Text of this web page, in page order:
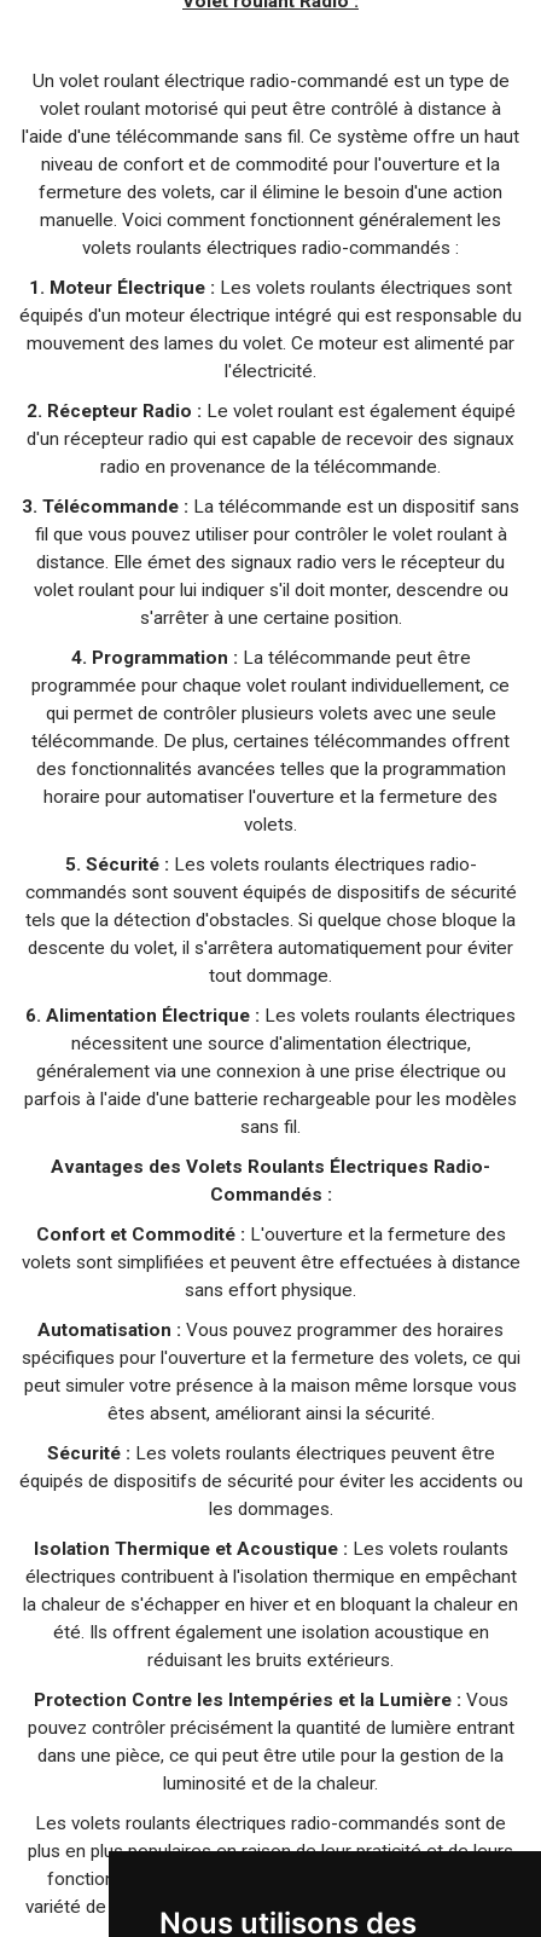
Nous utilisons des
Un volet roulant électrique radio-commandé est un type de
volet roulant motorisé qui peut être contrôlé à distance à
l'aide d'une télécommande sans fil. Ce système offre un haut
niveau de confort et de commodité pour l'ouverture et la
fermeture des volets, car il élimine le besoin d'une action
manuelle. Voici comment fonctionnent généralement les
volets roulants électriques radio-commandés :
1. Moteur Électrique : Les volets roulants électriques sont
équipés d'un moteur électrique intégré qui est responsable du
mouvement des lames du volet. Ce moteur est alimenté par
l'électricité.
2. Récepteur Radio : Le volet roulant est également équipé
d'un récepteur radio qui est capable de recevoir des signaux
radio en provenance de la télécommande.
3. Télécommande : La télécommande est un dispositif sans
fil que vous pouvez utiliser pour contrôler le volet roulant à
distance. Elle émet des signaux radio vers le récepteur du
volet roulant pour lui indiquer s'il doit monter, descendre ou
s'arrêter à une certaine position.
4. Programmation : La télécommande peut être
programmée pour chaque volet roulant individuellement, ce
qui permet de contrôler plusieurs volets avec une seule
télécommande. De plus, certaines télécommandes offrent
des fonctionnalités avancées telles que la programmation
horaire pour automatiser l'ouverture et la fermeture des
volets.
5. Sécurité : Les volets roulants électriques radio-
commandés sont souvent équipés de dispositifs de sécurité
tels que la détection d'obstacles. Si quelque chose bloque la
descente du volet, il s'arrêtera automatiquement pour éviter
tout dommage.
6. Alimentation Électrique : Les volets roulants électriques
nécessitent une source d'alimentation électrique,
généralement via une connexion à une prise électrique ou
parfois à l'aide d'une batterie rechargeable pour les modèles
sans fil.
Avantages des Volets Roulants Électriques Radio-
Commandés :
Confort et Commodité : L'ouverture et la fermeture des
volets sont simplifiées et peuvent être effectuées à distance
sans effort physique.
Automatisation : Vous pouvez programmer des horaires
spécifiques pour l'ouverture et la fermeture des volets, ce qui
peut simuler votre présence à la maison même lorsque vous
êtes absent, améliorant ainsi la sécurité.
Sécurité : Les volets roulants électriques peuvent être
équipés de dispositifs de sécurité pour éviter les accidents ou
les dommages.
Isolation Thermique et Acoustique : Les volets roulants
électriques contribuent à l'isolation thermique en empêchant
la chaleur de s'échapper en hiver et en bloquant la chaleur en
été. Ils offrent également une isolation acoustique en
réduisant les bruits extérieurs.
Protection Contre les Intempéries et la Lumière : Vous
pouvez contrôler précisément la quantité de lumière entrant
dans une pièce, ce qui peut être utile pour la gestion de la
luminosité et de la chaleur.
Les volets roulants électriques radio-commandés sont de
plus en plus populaires en raison de leur praticité et de leurs
fonctionnalités avancées. Ils sont disponibles dans une
variété de styles, de matériaux et de couleurs pour s'adapter